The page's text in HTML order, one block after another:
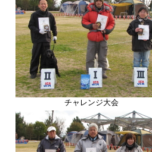
チャレンジ大会